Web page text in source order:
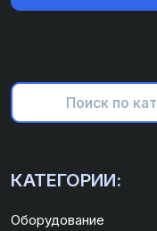
КАТЕГОРИИ:
Оборудование